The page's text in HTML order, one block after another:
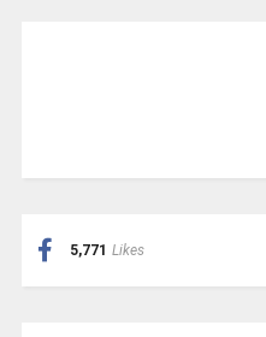
5,771 Likes